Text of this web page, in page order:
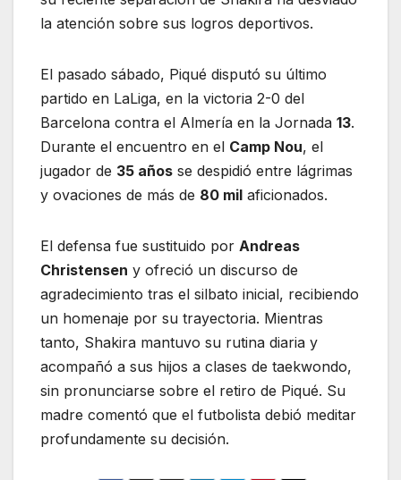
la atención sobre sus logros deportivos.
El pasado sábado, Piqué disputó su último
partido en LaLiga, en la victoria 2-0 del
Barcelona contra el Almería en la Jornada 13.
Durante el encuentro en el Camp Nou, el
jugador de 35 años se despidió entre lágrimas
y ovaciones de más de 80 mil aficionados.
El defensa fue sustituido por Andreas
Christensen y ofreció un discurso de
agradecimiento tras el silbato inicial, recibiendo
un homenaje por su trayectoria. Mientras
tanto, Shakira mantuvo su rutina diaria y
acompañó a sus hijos a clases de taekwondo,
sin pronunciarse sobre el retiro de Piqué. Su
madre comentó que el futbolista debió meditar
profundamente su decisión.